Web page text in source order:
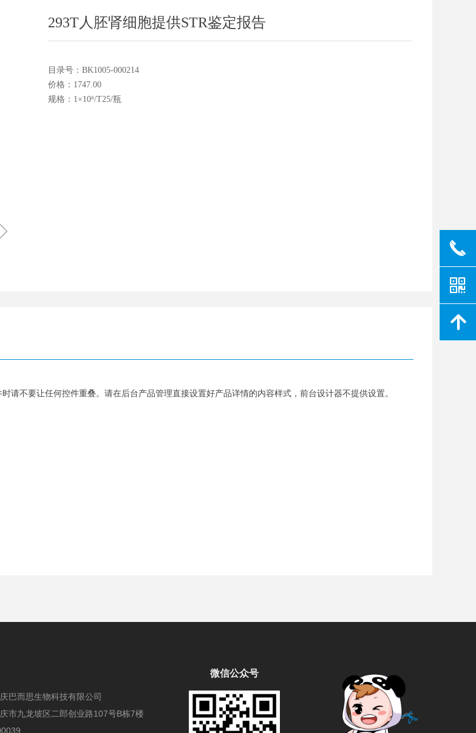
ꁇ
293T人胚肾细胞提供STR鉴定报告
目录号：BK1005-000214
价格：1747.00
规格：1×10⁶/T25/瓶
请不要让任何控件重叠。请在后台产品管理直接设置好产品详情的内容样式，前台设计器不提供设置。
微信公众号
巴而思生物科技有限公司
市九龙坡区二郎创业路107号B栋7楼
끅
낃
녕